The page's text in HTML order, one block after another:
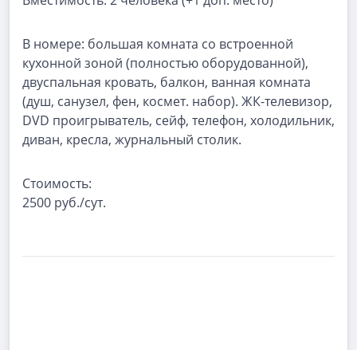
В номере: большая комната со встроенной
кухонной зоной (полностью оборудованной),
двуспальная кровать, балкон, ванная комната
(душ, санузел, фен, космет. набор). ЖК-телевизор,
DVD проигрыватель, сейф, телефон, холодильник,
диван, кресла, журнальный столик.
Стоимость:
2500 руб./сут.